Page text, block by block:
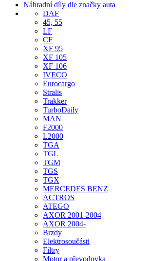
Náhradní díly dle značky auta
DAF
45, 55
LF
CF
XF 95
XF 105
XF 106
IVECO
Eurocargo
Stralis
Trakker
TurboDaily
MAN
F2000
L2000
TGA
TGL
TGM
TGS
TGX
MERCEDES BENZ
ACTROS
ATEGO
AXOR 2001-2004
AXOR 2004-
Brzdy
Elektrosoučásti
Filtry
Motor a převodovka